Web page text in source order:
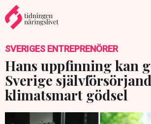
SVERIGES ENTREPRENÖRER
Hans uppfinning kan
Sverige
klimatsmart gödsel